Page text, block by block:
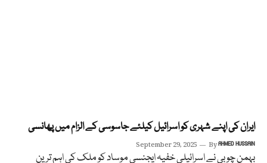
ایران کی اپنے شہری کو اسرائیل کیلئے جاسوسی کے الزام میں پھانسی
September 29, 2025 ByAHMED HUSSAIN
بہمن چوبی نے اسرائیلی خفیہ ایجنسی موساد کو ملک کی اہم ترین